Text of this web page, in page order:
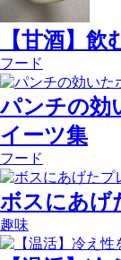
【甘酒】
フード
パンチの効
イーツ集
フード
ボスにあげ
趣味